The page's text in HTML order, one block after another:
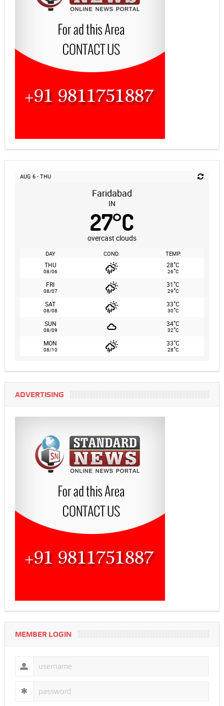
AUG 6 - THU
Faridabad
IN
27°C
overcast clouds
DAY COND. TEMP.
THU
08/06
28°C
26°C
FRI
08/07
31°C
29°C
SAT
08/08
33°C
30°C
SUN
08/09
34°C
32°C
MON
08/10
33°C
28°C
ADVERTISING
MEMBER LOGIN